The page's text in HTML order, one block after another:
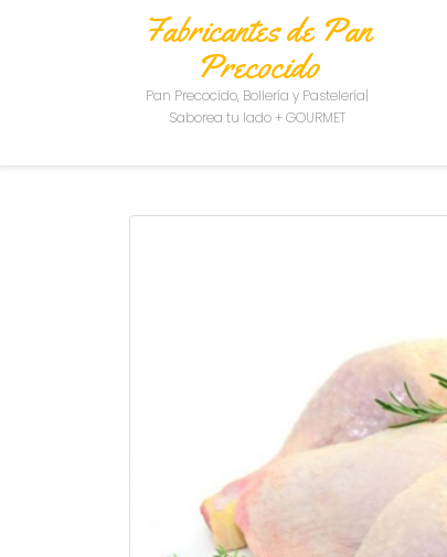
Fabricantes de Pan
Precocido
Pan Precocido, Bollería y Pastelería|
Saborea tu lado + GOURMET